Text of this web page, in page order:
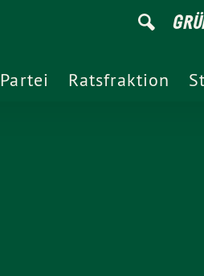
Partei Ratsfraktion